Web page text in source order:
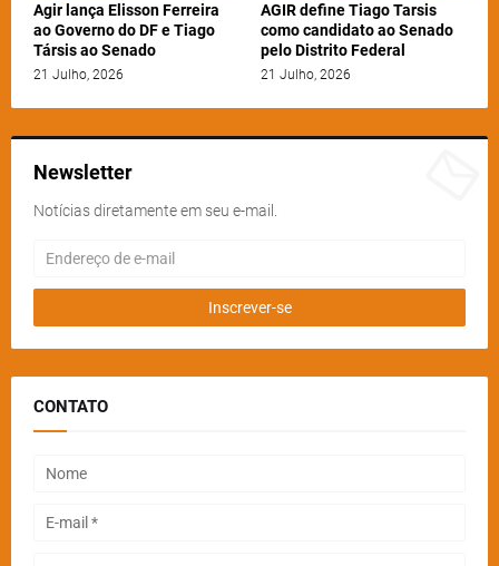
Agir lança Elisson Ferreira
ao Governo do DF e Tiago
Társis ao Senado
21 Julho, 2026
AGIR define Tiago Tarsis
como candidato ao Senado
pelo Distrito Federal
21 Julho, 2026
Newsletter
Notícias diretamente em seu e-mail.
CONTATO